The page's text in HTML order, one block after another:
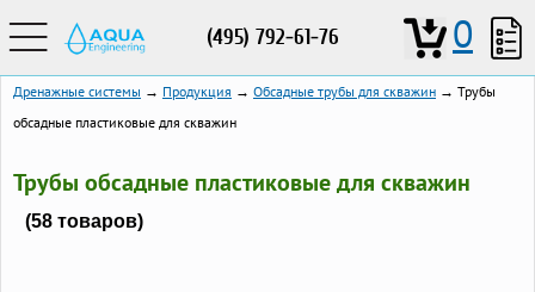
(495) 792-61-76 0
Дренажные системы → Продукция → Обсадные трубы для скважин → Трубы
обсадные пластиковые для скважин
Трубы обсадные пластиковые для скважин
(58 товаров)